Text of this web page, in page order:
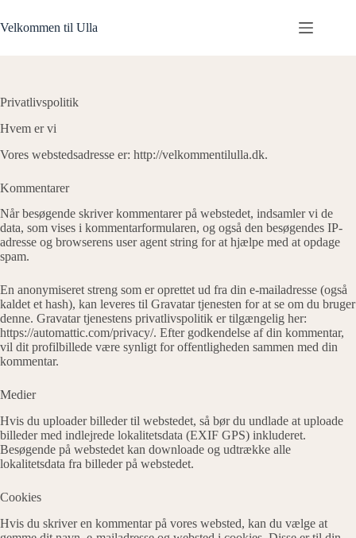
til
indhold
Velkommen til Ulla
Privatlivspolitik
Hvem er vi
Vores webstedsadresse er: http://velkommentilulla.dk.
Kommentarer
Når besøgende skriver kommentarer på webstedet, indsamler vi de
data, som vises i kommentarformularen, og også den besøgendes IP-
adresse og browserens user agent string for at hjælpe med at opdage
spam.
En anonymiseret streng som er oprettet ud fra din e-mailadresse (også
kaldet et hash), kan leveres til Gravatar tjenesten for at se om du bruger
denne. Gravatar tjenestens privatlivspolitik er tilgængelig her:
https://automattic.com/privacy/. Efter godkendelse af din kommentar,
vil dit profilbillede være synligt for offentligheden sammen med din
kommentar.
Medier
Hvis du uploader billeder til webstedet, så bør du undlade at uploade
billeder med indlejrede lokalitetsdata (EXIF GPS) inkluderet.
Besøgende på webstedet kan downloade og udtrække alle
lokalitetsdata fra billeder på webstedet.
Cookies
Hvis du skriver en kommentar på vores websted, kan du vælge at